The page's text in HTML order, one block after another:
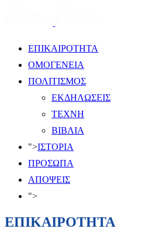
ΕΠΙΚΑΙΡΟΤΗΤΑ
ΟΜΟΓΕΝΕΙΑ
ΠΟΛΙΤΙΣΜΟΣ
ΕΚΔΗΛΩΣΕΙΣ
ΤΕΧΝΗ
ΒΙΒΛΙΑ
">ΙΣΤΟΡΙΑ
ΠΡΟΣΩΠΑ
ΑΠΟΨΕΙΣ
">
ΕΠΙΚΑΙΡΟΤΗΤΑ